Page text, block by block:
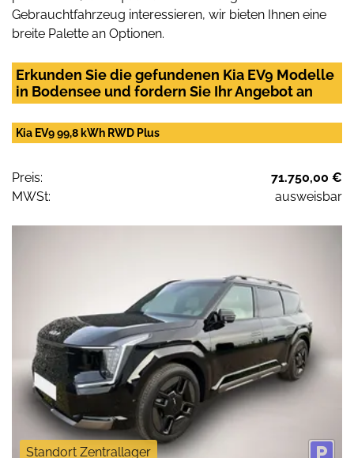
Gebrauchtfahrzeug interessieren, wir bieten Ihnen eine
breite Palette an Optionen.
Erkunden Sie die gefundenen Kia EV9 Modelle
in Bodensee und fordern Sie Ihr Angebot an
Kia EV9 99,8 kWh RWD Plus
Preis:
71.750,00 €
MWSt:
ausweisbar
Standort Zentrallager